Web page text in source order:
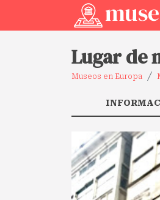
Lugar de
Museos en Europa